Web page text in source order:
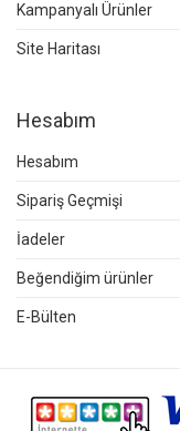
Kampanyalı Ürünler
Site Haritası
Hesabım
Hesabım
Sipariş Geçmişi
İadeler
Beğendiğim ürünler
E-Bülten